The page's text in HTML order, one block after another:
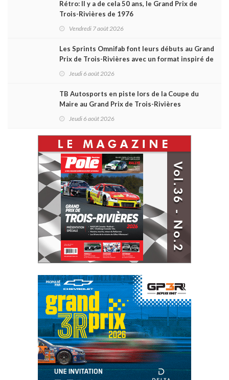
Rétro: Il y a de cela 50 ans, le Grand Prix de
Trois-Rivières de 1976
Vendredi 7 août 2026
Les Sprints Omnifab font leurs débuts au Grand
Prix de Trois-Rivières avec un format inspiré de
Jeudi 6 août 2026
TB Autosports en piste lors de la Coupe du
Maire au Grand Prix de Trois-Rivières
Jeudi 6 août 2026